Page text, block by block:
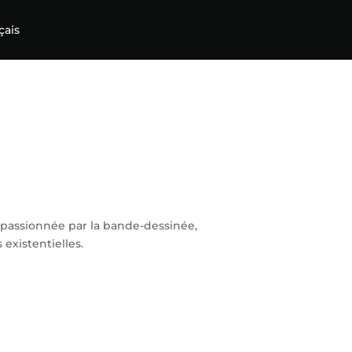
par la bande-dessinée,
existentielles.